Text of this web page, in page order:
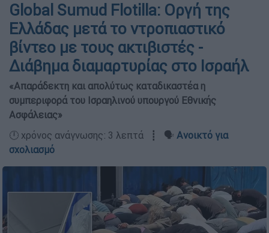
Global Sumud Flotilla: Οργή της
Ελλάδας μετά το ντροπιαστικό
βίντεο με τους ακτιβιστές -
Διάβημα διαμαρτυρίας στο Ισραήλ
«Απαράδεκτη και απολύτως καταδικαστέα η
συμπεριφορά του Ισραηλινού υπουργού Εθνικής
Ασφάλειας»
🕛 χρόνος ανάγνωσης: 3 λεπτά ┋ 🗣️ Ανοικτό για
σχολιασμό